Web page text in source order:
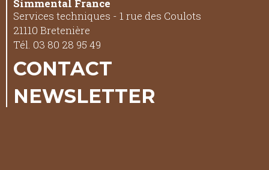
Simmental France
Services techniques - 1 rue des Coulots
21110 Bretenière
Tél. 03 80 28 95 49
CONTACT
NEWSLETTER